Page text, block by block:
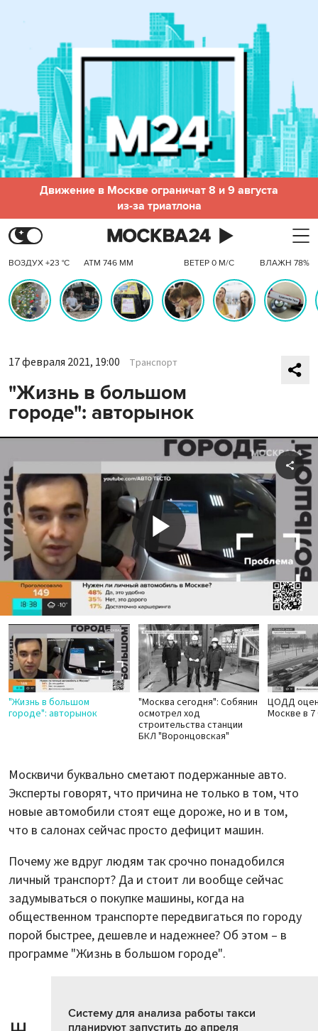
Движение в Москве ограничат 8 и 9 августа
из-за триатлона
ВОЗДУХ +23 °C АТМ 746 ММ ВЕТЕР 0 М/С ВЛАЖН 78%
17 февраля 2021, 19:00 Транспорт
"Жизнь в большом
городе": авторынок
Play
Video
"Жизнь в большом
городе": авторынок
"Москва сегодня": Собянин
осмотрел ход
строительства станции
БКЛ "Воронцовская"
ЦОДД
Москве в 7
Москвичи буквально сметают подержанные авто.
Эксперты говорят, что причина не только в том, что
новые автомобили стоят еще дороже, но и в том,
что в салонах сейчас просто дефицит машин.
Почему же вдруг людям так срочно понадобился
личный транспорт? Да и стоит ли вообще сейчас
задумываться о покупке машины, когда на
общественном транспорте передвигаться по городу
порой быстрее, дешевле и надежнее? Об этом – в
программе "Жизнь в большом городе".
Систему для анализа работы такси
планируют запустить до апреля